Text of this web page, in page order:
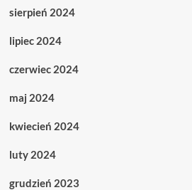
sierpień 2024
lipiec 2024
czerwiec 2024
maj 2024
kwiecień 2024
luty 2024
grudzień 2023